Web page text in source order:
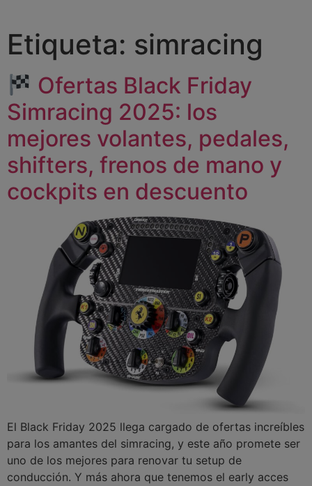
Etiqueta: simracing
Ofertas Black Friday
Simracing 2025: los
mejores volantes, pedales,
shifters, frenos de mano y
cockpits en descuento
El Black Friday 2025 llega cargado de ofertas increíbles
para los amantes del simracing, y este año promete ser
uno de los mejores para renovar tu setup de
conducción. Y más ahora que tenemos el early acces